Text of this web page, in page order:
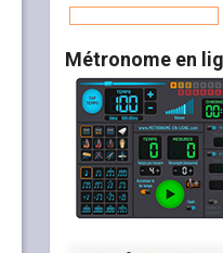
Métronome en